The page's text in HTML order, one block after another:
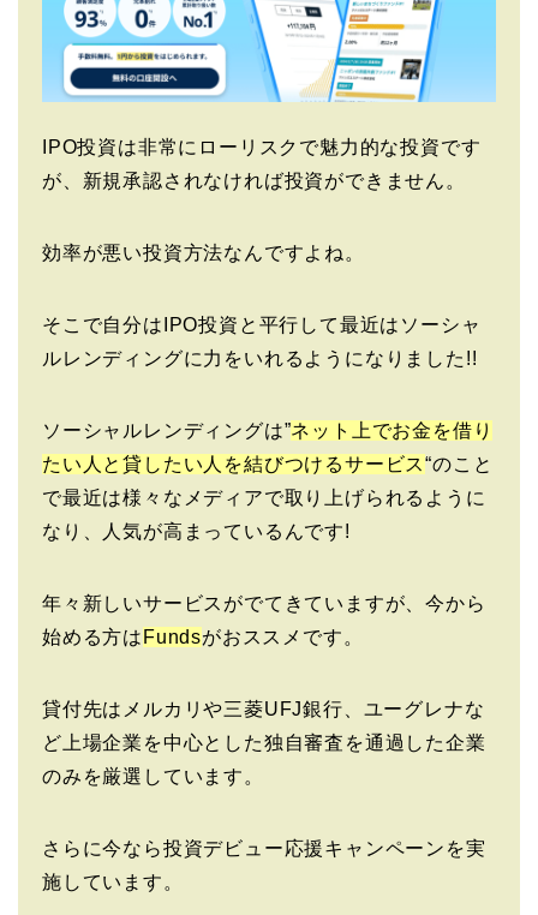
IPO投資は非常にローリスクで魅力的な投資です
が、新規承認されなければ投資ができません。
効率が悪い投資方法なんですよね。
そこで自分はIPO投資と平行して最近はソーシャ
ルレンディングに力をいれるようになりました!!
ソーシャルレンディングは”ネット上でお金を借り
たい人と貸したい人を結びつけるサービス“のこと
で最近は様々なメディアで取り上げられるように
なり、人気が高まっているんです!
年々新しいサービスがでてきていますが、今から
始める方は Fundsがおススメです。
貸付先はメルカリや三菱UFJ銀行、ユーグレナな
ど上場企業を中心とした独自審査を通過した企業
のみを厳選しています。
さらに今なら投資デビュー応援キャンペーンを実
施しています。